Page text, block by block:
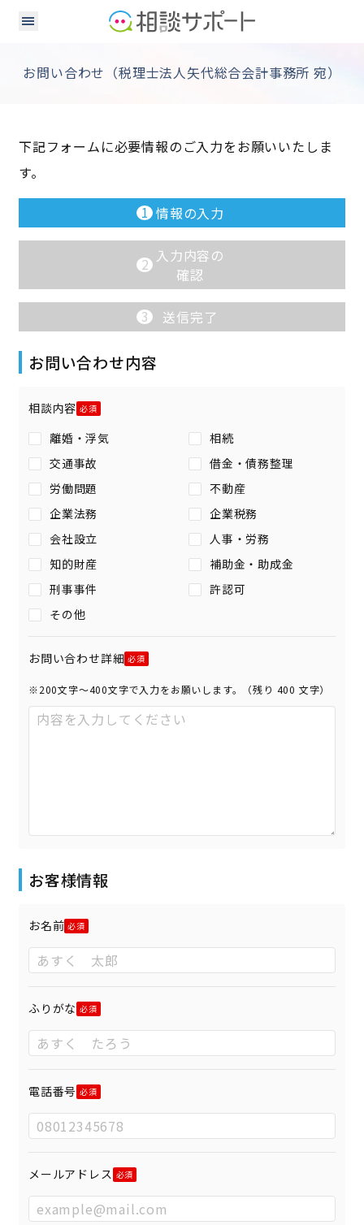
お問い合わせ（税理士法人矢代総合会計事務所 宛）
下記フォームに必要情報のご入力をお願いいたしま
す。
1 情報の入力
2 入力内容の
確認
3 送信完了
お問い合わせ内容
相談内容
離婚・浮気
相続
交通事故
借金・債務整理
労働問題
不動産
企業法務
企業税務
会社設立
人事・労務
知的財産
補助金・助成金
刑事事件
許認可
その他
お問い合わせ詳細
※200文字〜400文字で入力をお願いします。（残り 400 文字）
お客様情報
お名前
ふりがな
電話番号
メールアドレス